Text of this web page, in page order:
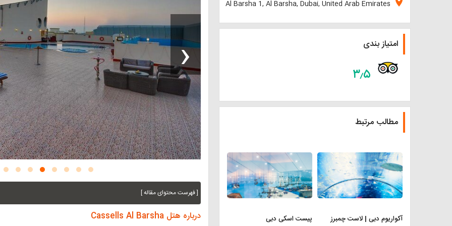
‹
[ فهرست محتوای مقاله ]
درباره هتل Cassells Al Barsha
Al Barsha 1, Al Barsha, Dubai, United Arab Emirates
امتیاز بندی
۳٫۵
مطالب مرتبط
آکواریوم دبی | لاست چمبرز پیست اسکی دبی